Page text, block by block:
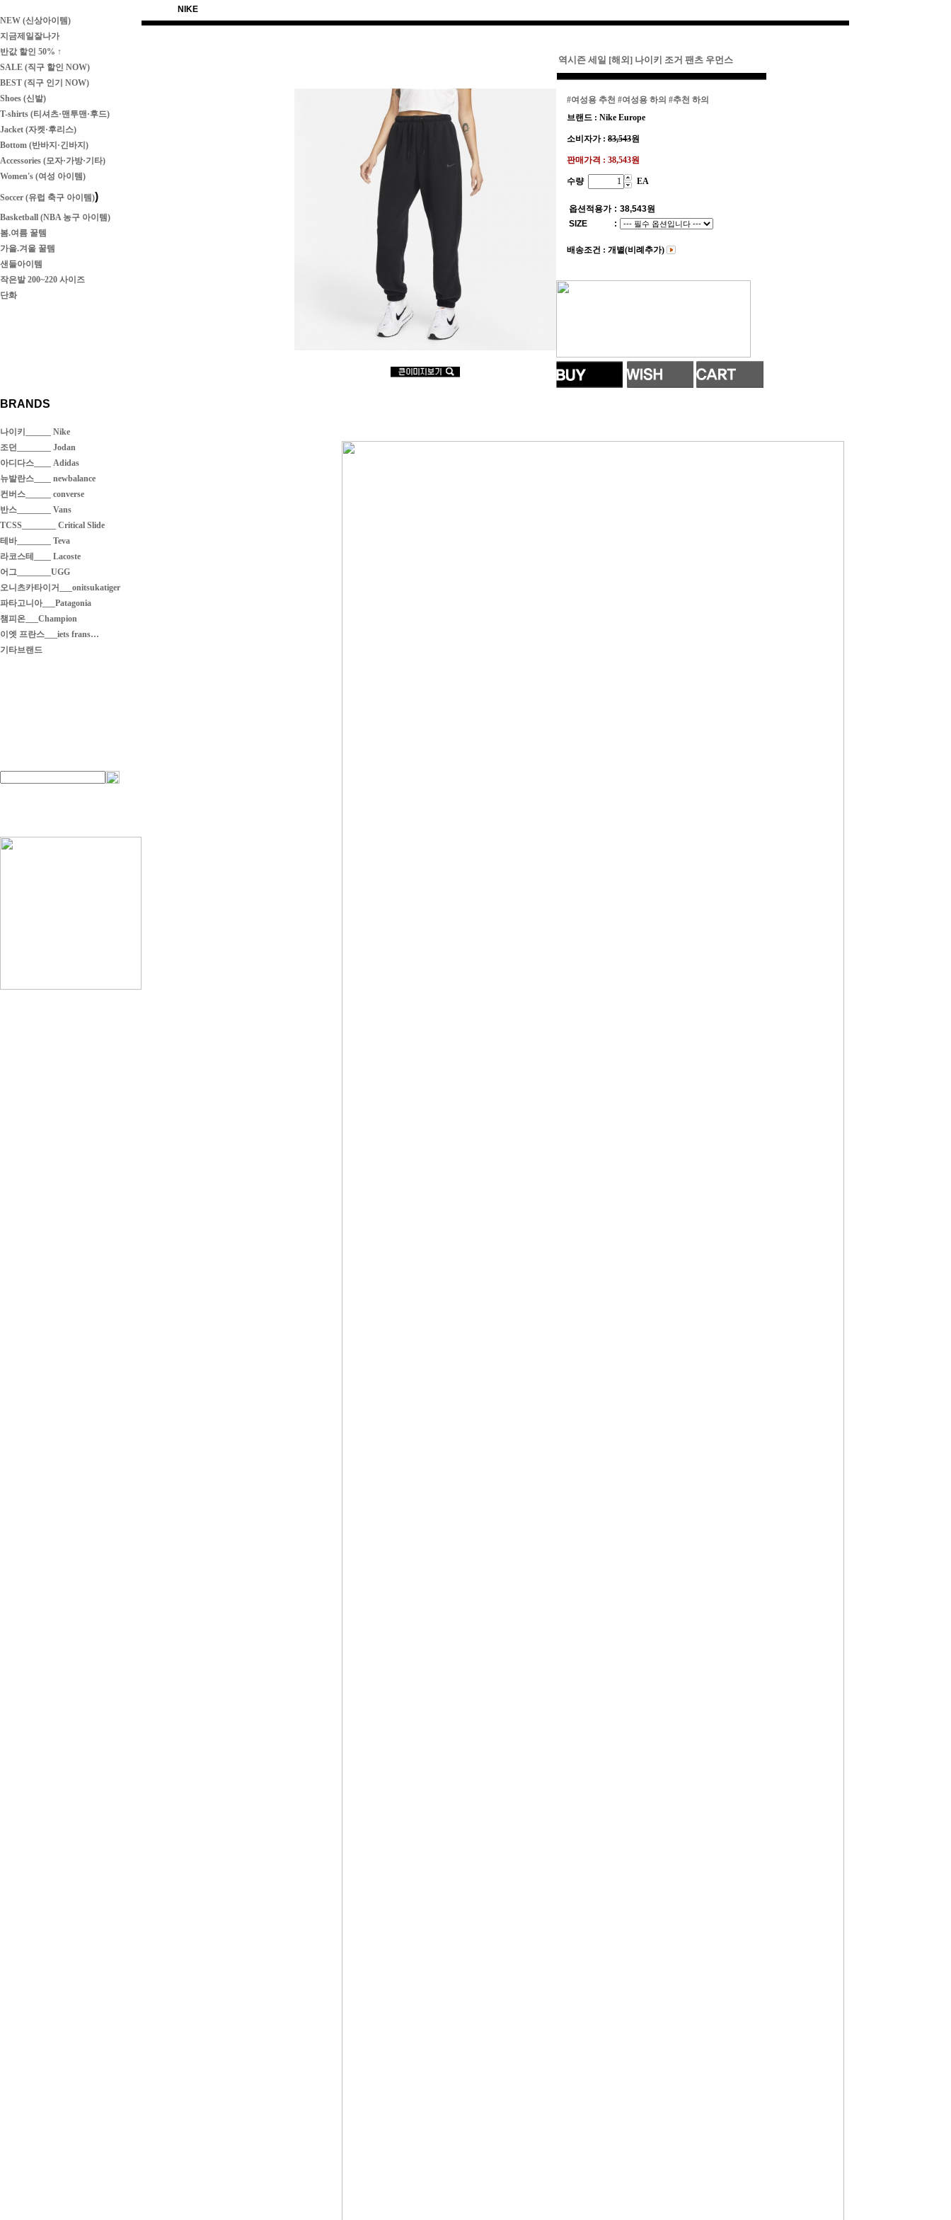
NEW (신상아이템)
지금제일잘나가
반값 할인 50% ↑
SALE (직구 할인 NOW)
BEST (직구 인기 NOW)
Shoes (신발)
T-shirts (티셔츠·맨투맨·후드)
Jacket (자켓·후리스)
Bottom (반바지·긴바지)
Accessories (모자·가방·기타)
Women's (여성 아이템)
Soccer (유럽 축구 아이템))
Basketball (NBA 농구 아이템)
봄.여름 꿀템
가을.겨울 꿀템
샌들아이템
작은발 200~220 사이즈
단화
BRANDS
나이키______ Nike
조던________ Jodan
아디다스____ Adidas
뉴발란스____ newbalance
컨버스______ converse
반스________ Vans
TCSS________ Critical Slide
테바________ Teva
라코스테____ Lacoste
어그________UGG
오니츠카타이거___onitsukatiger
파타고니아___Patagonia
챔피온___Champion
이엣 프란스___iets frans…
기타브랜드
NIKE
역시즌 세일 [해외] 나이키 조거 팬츠 우먼스
#여성용 추천 #여성용 하의 #추천 하의
브랜드 : Nike Europe
소비자가 : 83,543원
판매가격 : 38,543원
수량 EA
옵션적용가 : 38,543원
SIZE
:
배송조건 : 개별(비례추가)